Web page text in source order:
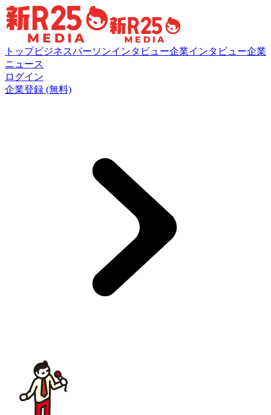
トップビジネスパーソンインタビュー企業インタビュー企業
ニュース
ログイン
企業登録 (無料)